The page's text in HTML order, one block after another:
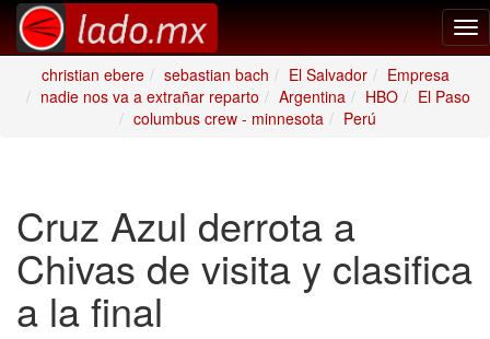
christian ebere
sebastian bach El Salvador
Empresa
nadie nos va a extrañar reparto
Argentina HBO
El Paso
columbus crew - minnesota
Perú
Cruz Azul derrota a
Chivas de visita y clasifica
a la final